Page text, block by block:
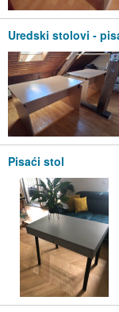
Uredski stolovi -
Pisaći stol